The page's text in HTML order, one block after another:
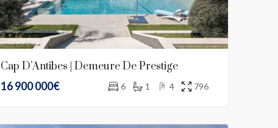
Cap D’Antibes | Demeure De Prestige
16 900 000€
6 1 4 796